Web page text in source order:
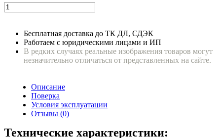
Бесплатная доставка до ТК ДЛ, СДЭК
Работаем с юридическими лицами и ИП
В редких случаях реальные изображения товаров могут
незначительно отличаться от представленных на сайте.
Описание
Поверка
Условия эксплуатации
Отзывы (0)
Технические характеристики: